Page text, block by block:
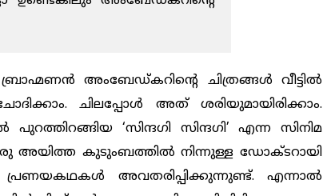
അംബേഡ്കറിന്റെ ചിത്രങ്ങള്‍ വീട്ടില്‍
ചിലപ്പോള്‍ അത് ശരിയുമായിരിക്കാം.
‘സിന്ദഗി സിന്ദഗി’ എന്ന സിനിമ
കുടുംബത്തിൽ നിന്നുള്ള ഡോക്ടറായി
പ്രണയകഥകള്‍ അവതരിപ്പിക്കുന്നുണ്ട്. എന്നാല്‍